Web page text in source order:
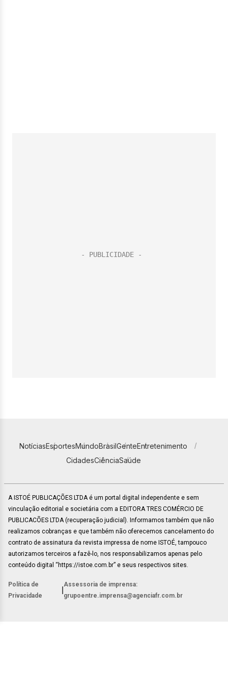
NotíciasEsportesMundoBrasilGenteEntretenimento
CidadesCiênciaSaúde
A ISTOÉ PUBLICAÇÕES LTDA é um portal digital independente e sem
vinculação editorial e societária com a EDITORA TRES COMÉRCIO DE
PUBLICACÕES LTDA (recuperação judicial). Informamos também que não
realizamos cobranças e que também não oferecemos cancelamento do
contrato de assinatura da revista impressa de nome ISTOÉ, tampouco
autorizamos terceiros a fazê-lo, nos responsabilizamos apenas pelo
conteúdo digital “https://istoe.com.br” e seus respectivos sites.
Política de
Privacidade
Assessoria de imprensa:
grupoentre.imprensa@agenciafr.com.br